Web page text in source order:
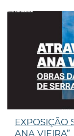
EXPOSIÇÃO
ANA VIEIRA”